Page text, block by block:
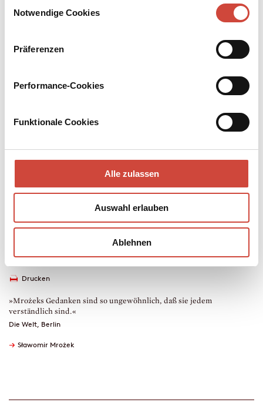
Notwendige Cookies
Präferenzen
Performance-Cookies
Funktionale Cookies
Alle zulassen
Auswahl erlauben
Ablehnen
Auf hoher See/Striptease
Aus dem Polnischen von Ludwig Zimmerer
schiffbrüchigen Männer auf dem Floß soll aufgefressen werden,
versucht den anderen davon zu überzeugen, dass gerade er
gefressen werden müsse. – In pointierten Dialogen werden die
eBook
erschienen am 27. April 2022
978-3-257-61079-6
Drucken
»Mrożeks Gedanken sind so ungewöhnlich, daß sie jedem
verständlich sind.«
Die Welt, Berlin
→ Sławomir Mrożek